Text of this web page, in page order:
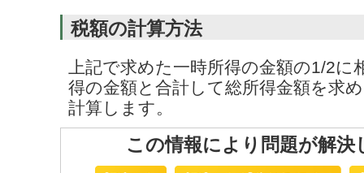
税額の計算方法
上記で求めた一時所得の金額の1/2に
得の金額と合計して総所得金額を求
計算します。
この情報により問題が解決